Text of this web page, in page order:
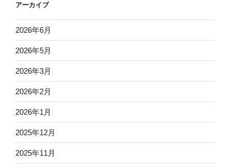
アーカイブ
2026年6月
2026年5月
2026年3月
2026年2月
2026年1月
2025年12月
2025年11月